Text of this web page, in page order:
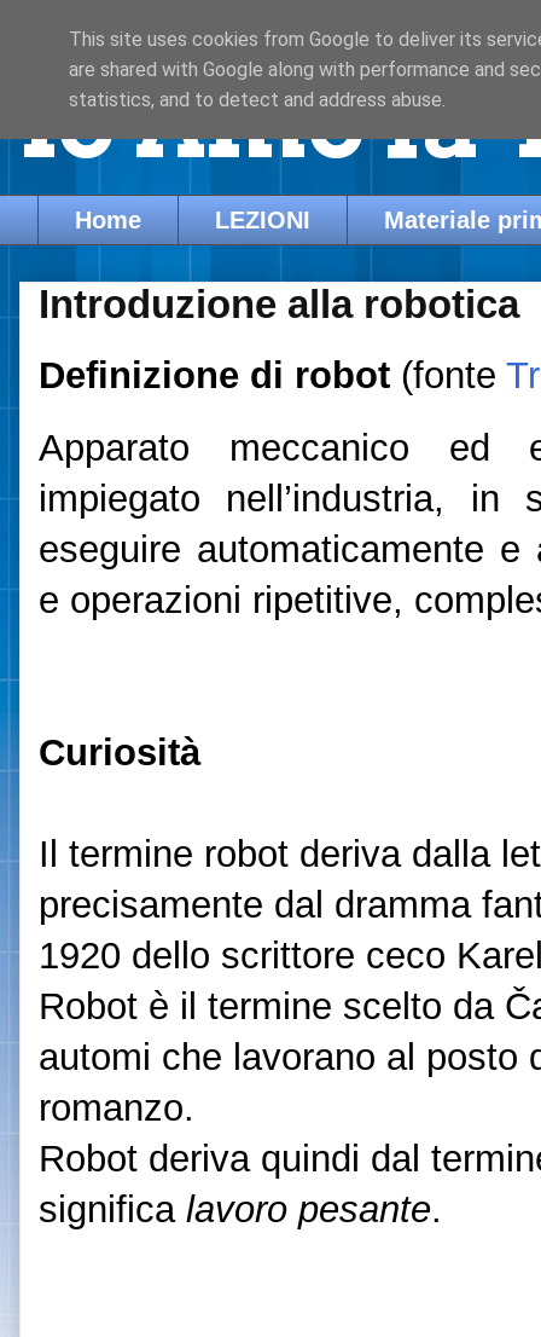
Io Amo la
Home LEZIONI Materiale
Introduzione alla robotica
Definizione di robot (fonte
Apparato meccanico ed
impiegato nell’industria, in
eseguire automaticamente e
e operazioni ripetitive,
Curiosità
Il termine robot deriva dalla
precisamente dal dramma
1920 dello scrittore ceco
Robot è il termine scelto da
automi che lavorano al posto
romanzo.
Robot deriva quindi dal
significa lavoro pesante.
This site uses cookies from Google to deliver its
are shared with Google along with performance and
statistics, and to detect and address abuse.